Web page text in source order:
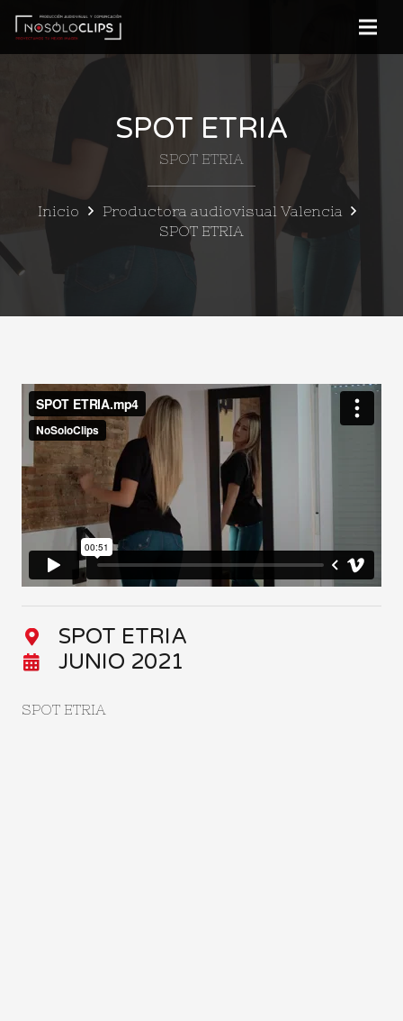
SPOT ETRIA
SPOT ETRIA
Inicio
Productora audiovisual Valencia
SPOT ETRIA
SPOT ETRIA
JUNIO 2021
SPOT ETRIA